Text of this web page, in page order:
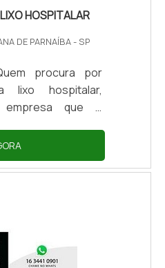
HOSPITALAR
DE PARNAÍBA - SP
procura por
lixo hospitalar,
empresa que é
e encontrando a
preço justo em um
SOBRE SACOS
altamente
Embalagens.